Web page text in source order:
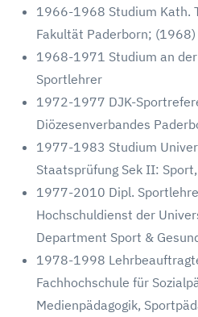
1966-1968 Studium Kath.
Fakultät Paderborn;
1968-1971 Studium an der
Sportlehrer
1972-1977 DJK-
Diözesenverbandes
1977-1983 Studium
Staatsprüfung Sek II:
1977-2010 Dipl.
Hochschuldienst der
Department Sport &
1978-1998
Fachhochschule für
Medienpädagogik,